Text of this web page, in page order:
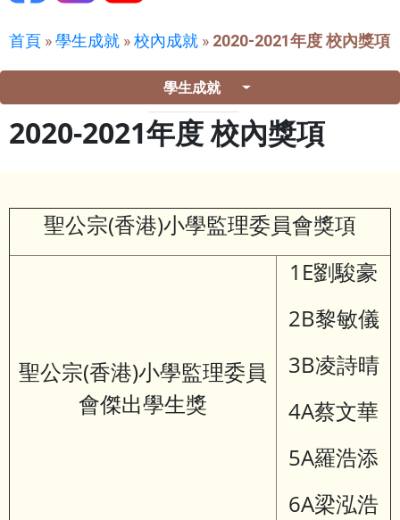
首頁 »學生成就 »校內成就 » 2020-2021年度 校內獎項
學生成就
2020-2021年度 校內獎項
聖公宗(香港)小學監理委員會獎項
聖公宗(香港)小學監理委員
會傑出學生獎
1E劉駿豪
2B黎敏儀
3B凌詩晴
4A蔡文華
5A羅浩添
6A梁泓浩